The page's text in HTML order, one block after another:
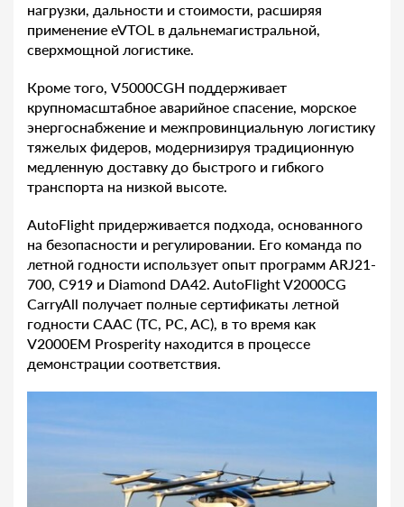
нагрузки, дальности и стоимости, расширяя
применение eVTOL в дальнемагистральной,
сверхмощной логистике.
Кроме того, V5000CGH поддерживает
крупномасштабное аварийное спасение, морское
энергоснабжение и межпровинциальную логистику
тяжелых фидеров, модернизируя традиционную
медленную доставку до быстрого и гибкого
транспорта на низкой высоте.
AutoFlight придерживается подхода, основанного
на безопасности и регулировании. Его команда по
летной годности использует опыт программ ARJ21-
700, C919 и Diamond DA42. AutoFlight V2000CG
CarryAll получает полные сертификаты летной
годности CAAC (TC, PC, AC), в то время как
V2000EM Prosperity находится в процессе
демонстрации соответствия.